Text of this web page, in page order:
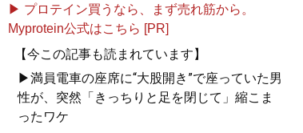
▶ プロテイン買うなら、まず売れ筋から。
Myprotein公式はこちら [PR]
【今この記事も読まれています】
▶満員電車の座席に“大股開き”で座っていた男
性が、突然「きっちりと足を閉じて」縮こま
ったワケ